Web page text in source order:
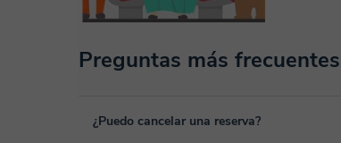
Preguntas más frecuentes
¿Puedo cancelar una reserva?